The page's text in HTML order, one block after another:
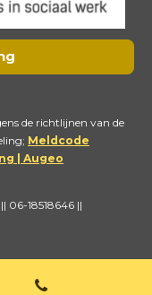
de richtlijnen van de
Meldcode
| Augeo
06-18518646 ||